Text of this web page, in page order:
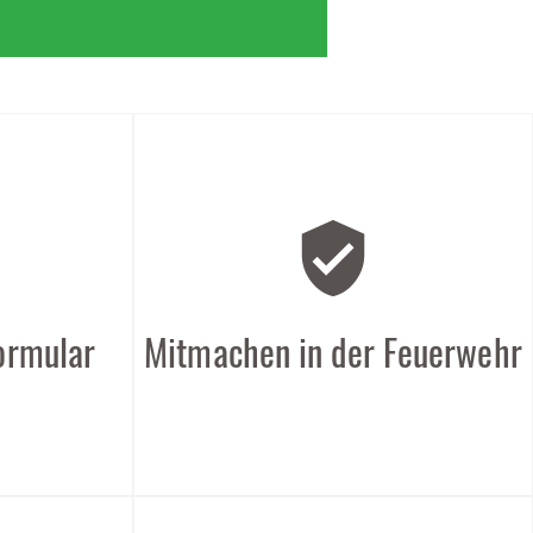
verified_user
Mitmachen in der Feuerwehr